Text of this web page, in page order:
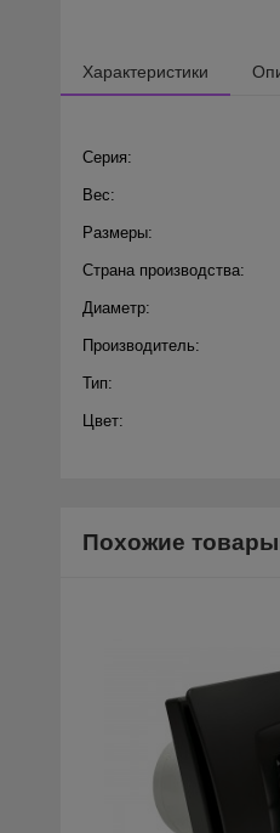
Характеристики
Серия:
Вес:
Размеры:
Страна производства:
Диаметр:
Производитель:
Тип:
Цвет:
Похожие товары